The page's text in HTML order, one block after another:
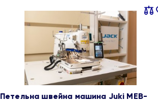
Петельна швейна машина Juki MEB-